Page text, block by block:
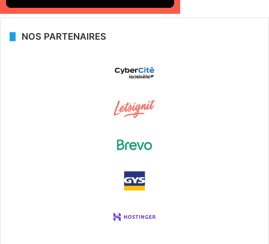
NOS PARTENAIRES